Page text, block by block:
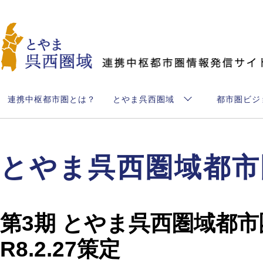
連携中枢都市圏とは？ とやま呉西圏域 都市圏ビジ
とやま呉西圏域都
第3期 とやま呉西圏域都
R8.2.27策定